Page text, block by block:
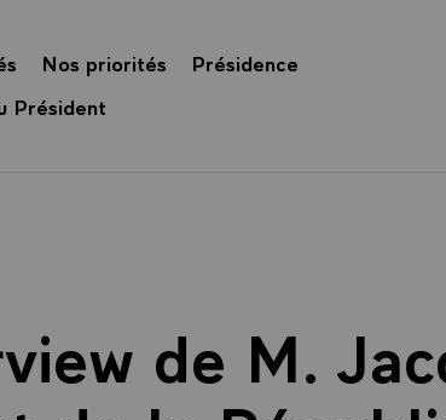
Nos priorités
Présidence
Président
de M.